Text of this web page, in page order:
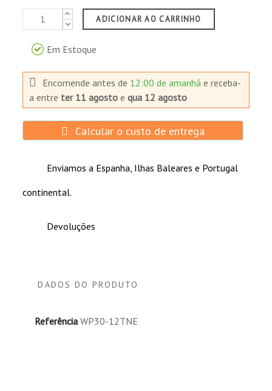
ADICIONAR AO CARRINHO
Em Estoque
Encomende antes de 12:00 de amanhãe receba-
aentre ter 11 agosto equa 12 agosto
Calcular o custo de entrega
Enviamos a Espanha, Ilhas Baleares e Portugal
continental.
Devoluções
DADOS DO PRODUTO
Referência WP30-12TNE